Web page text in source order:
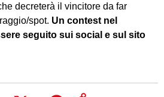
decreterà il vincitore da far
spot. Un contest nel
seguito sui social e sul sito